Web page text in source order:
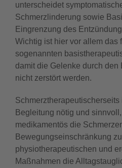
unterscheidet
Schmerzlinderung sowie
Eingrenzung des
Wichtig ist hier vor allem das
sogenannten
damit die Gelenke durch den
nicht zerstört werden.
Begleitung nötig und
medikamentös die
Bewegungseinschränkung
physiotherapeutischen und
Maßnahmen die